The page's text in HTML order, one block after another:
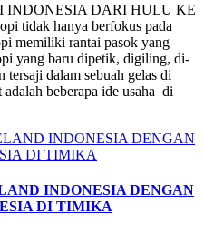
INDONESIA DARI HULU KE
tidak hanya berfokus pada
memiliki rantai pasok yang
yang baru dipetik, digiling, di-
tersaji dalam sebuah gelas di
beberapa ide usaha di
INDONESIA DENGAN
DI TIMIKA